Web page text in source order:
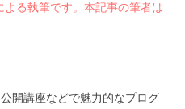
る執筆です。本記事の筆者は
開講座などで魅力的なプログ